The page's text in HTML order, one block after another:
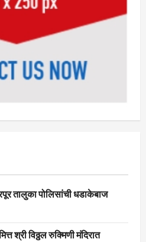
तालुका पोलिसांची धडाकेबाज
श्री विठ्ठल रुक्मिणी मंदिरात